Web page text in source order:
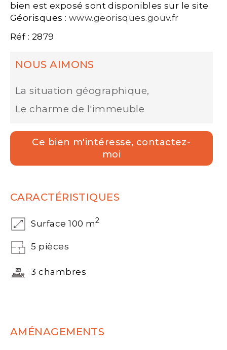
bien est exposé sont disponibles sur le site
Géorisques : www.georisques.gouv.fr
Réf : 2879
NOUS AIMONS
La situation géographique,
Le charme de l'immeuble
Ce bien m'intéresse, contactez-
moi
CARACTÉRISTIQUES
Surface 100 m2
5 pièces
3 chambres
AMÉNAGEMENTS